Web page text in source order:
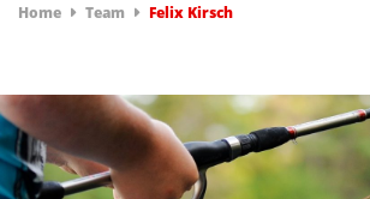
Home Team Felix Kirsch